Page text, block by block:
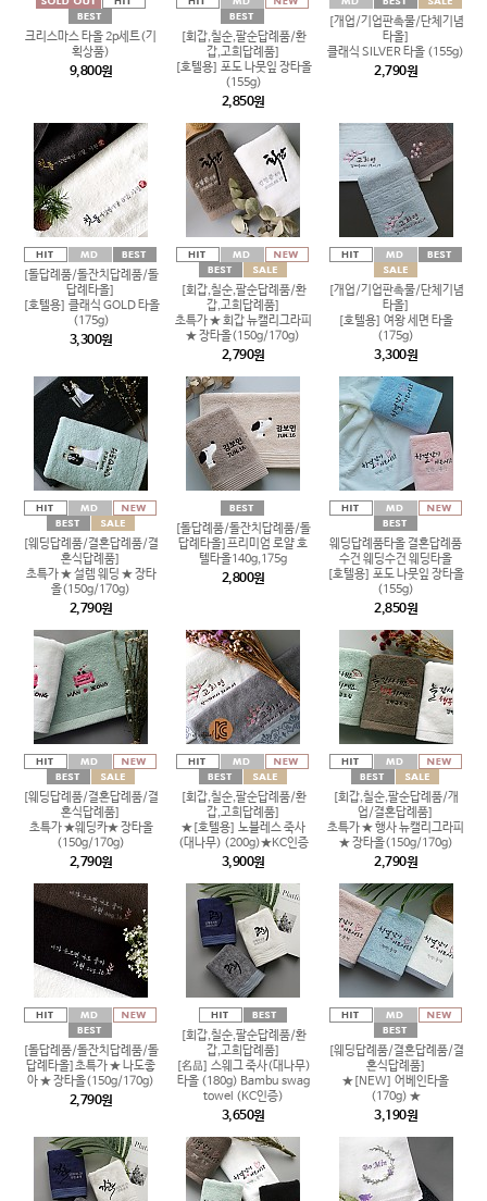
크리스마스 타올 2p세트(기
획상품)
9,800원
[회갑,칠순,팔순답례품/환
갑,고희답례품]
[호텔용] 포도 나뭇잎 장타올
(155g)
2,850원
[개업/기업판촉물/단체기념
타올]
클래식 SILVER 타올 (155g)
2,790원
[돌답례품/돌잔치답례품/돌
답례타올]
[호텔용] 클래식 GOLD 타올
(175g)
3,300원
[회갑,칠순,팔순답례품/환
갑,고희답례품]
초특가 ★ 회갑 뉴캘리그라피
★ 장타올(150g/170g)
2,790원
[개업/기업판촉물/단체기념
타올]
[호텔용] 여왕 세면 타올
(175g)
3,300원
[웨딩답례품/결혼답례품/결
혼식답례품]
초특가 ★ 설렘 웨딩 ★ 장타
올(150g/170g)
2,790원
[돌답례품/돌잔치답례품/돌
답례타올]프리미엄 로얄 호
텔타올140g,175g
2,800원
웨딩답례품타올 결혼답례품
수건 웨딩수건 웨딩타올
[호텔용] 포도 나뭇잎 장타올
(155g)
2,850원
[웨딩답례품/결혼답례품/결
혼식답례품]
초특가 ★웨딩카★ 장타올
(150g/170g)
2,790원
[회갑,칠순,팔순답례품/환
갑,고희답례품]
★[호텔용] 노블레스 죽사
(대나무) (200g)★KC인증
3,900원
[회갑,칠순,팔순답례품/개
업/결혼답례품]
초특가 ★ 행사 뉴캘리그라피
★ 장타올(150g/170g)
2,790원
[돌답례품/돌잔치답례품/돌
답례타올]초특가 ★ 나도좋
아 ★ 장타올(150g/170g)
2,790원
[회갑,칠순,팔순답례품/환
갑,고희답례품]
[名品] 스웨그 죽사(대나무)
타올 (180g) Bambu swag
towel (KC인증)
3,650원
[웨딩답례품/결혼답례품/결
혼식답례품]
★[NEW] 어베인타올
(170g) ★
3,190원